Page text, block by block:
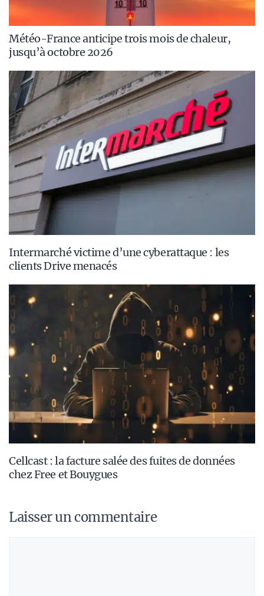
Météo-France anticipe trois mois de chaleur,
jusqu’à octobre 2026
Intermarché victime d’une cyberattaque : les
clients Drive menacés
Cellcast : la facture salée des fuites de données
chez Free et Bouygues
Laisser un commentaire